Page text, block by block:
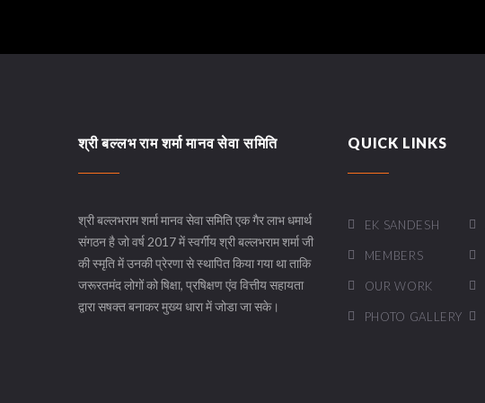
श्री बल्लभ राम शर्मा मानव सेवा समिति
श्री बल्लभराम शर्मा मानव सेवा समिति एक गैर लाभ धमार्थ
संगठन है जो वर्ष 2017 में स्वर्गीय श्री बल्लभराम शर्मा जी
की स्मृति में उनकी प्रेरणा से स्थापित किया गया था ताकि
जरूरतमंद लोगों को षिक्षा, प्रषिक्षण एंव वित्तीय सहायता
द्वारा सषक्त बनाकर मुख्य धारा में जोडा जा सके।
QUICK LINKS
EK SANDESH
MEMBERS
OUR WORK
PHOTO GALLERY